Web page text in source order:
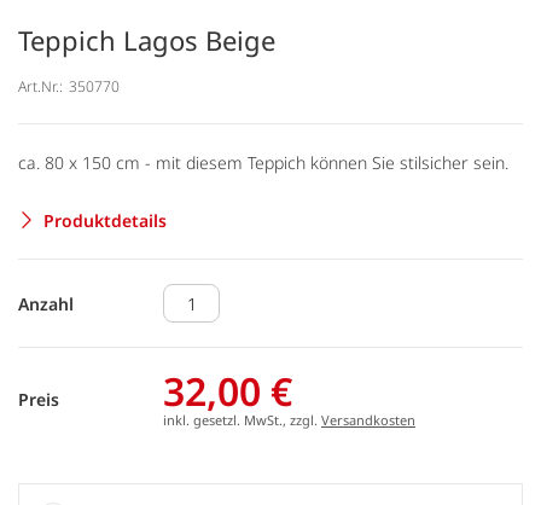
Teppich Lagos Beige
Art.Nr.: 350770
ca. 80 x 150 cm - mit diesem Teppich können Sie stilsicher sein.
Produktdetails
Anzahl
Preis 32,00 €
inkl. gesetzl. MwSt., zzgl. Versandkosten